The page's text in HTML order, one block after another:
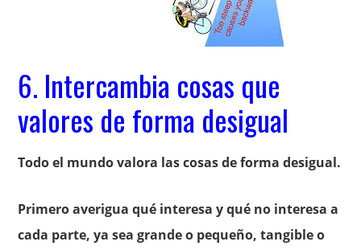
6. Intercambia cosas que
valores de forma desigual
Todo el mundo valora las cosas de forma desigual.
Primero averigua qué interesa y qué no interesa a
cada parte, ya sea grande o pequeño, tangible o